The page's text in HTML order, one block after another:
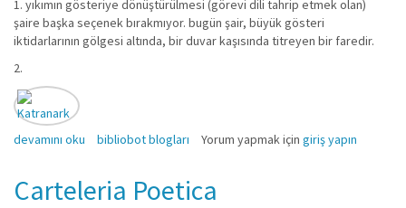
1. yıkımın gösteriye dönüştürülmesi (görevi dili tahrip etmek olan)
şaire başka seçenek bırakmıyor. bugün şair, büyük gösteri
iktidarlarının gölgesi altında, bir duvar kaşısında titreyen bir faredir.
2.
makine şiiri hakkında. şairlerin yıkımı için manifesto. hakkında
devamını oku bibliobot blogları Yorum yapmak için giriş yapın
Carteleria Poetica